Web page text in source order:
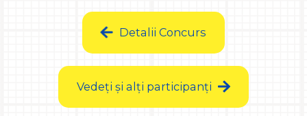
Detalii Concurs
Vedeți și alți participanți